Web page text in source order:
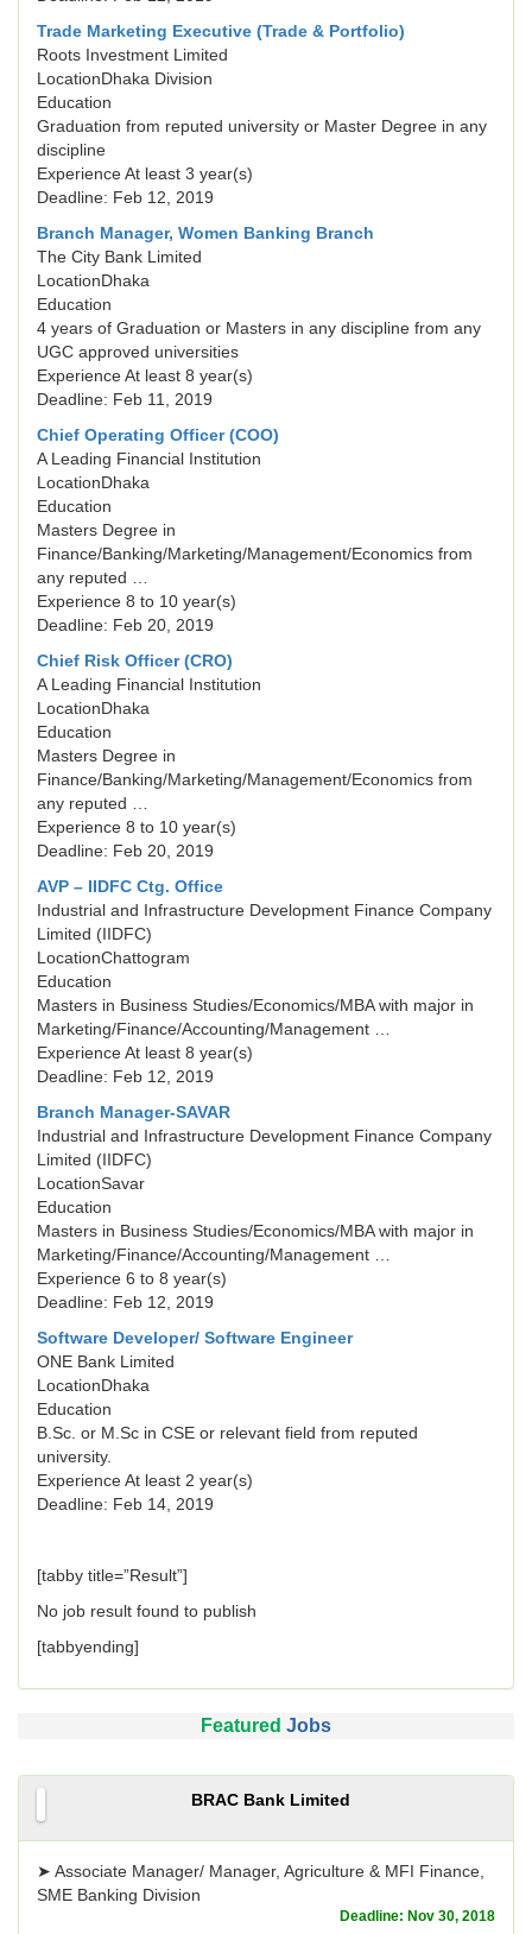
Trade Marketing Executive (Trade & Portfolio)
Roots Investment Limited
LocationDhaka Division
Education
Graduation from reputed university or Master Degree in any
discipline
Experience At least 3 year(s)
Deadline: Feb 12, 2019
Branch Manager, Women Banking Branch
The City Bank Limited
LocationDhaka
Education
4 years of Graduation or Masters in any discipline from any
UGC approved universities
Experience At least 8 year(s)
Deadline: Feb 11, 2019
Chief Operating Officer (COO)
A Leading Financial Institution
LocationDhaka
Education
Masters Degree in
Finance/Banking/Marketing/Management/Economics from
any reputed …
Experience 8 to 10 year(s)
Deadline: Feb 20, 2019
Chief Risk Officer (CRO)
A Leading Financial Institution
LocationDhaka
Education
Masters Degree in
Finance/Banking/Marketing/Management/Economics from
any reputed …
Experience 8 to 10 year(s)
Deadline: Feb 20, 2019
AVP – IIDFC Ctg. Office
Industrial and Infrastructure Development Finance Company
Limited (IIDFC)
LocationChattogram
Education
Masters in Business Studies/Economics/MBA with major in
Marketing/Finance/Accounting/Management …
Experience At least 8 year(s)
Deadline: Feb 12, 2019
Branch Manager-SAVAR
Industrial and Infrastructure Development Finance Company
Limited (IIDFC)
LocationSavar
Education
Masters in Business Studies/Economics/MBA with major in
Marketing/Finance/Accounting/Management …
Experience 6 to 8 year(s)
Deadline: Feb 12, 2019
Software Developer/ Software Engineer
ONE Bank Limited
LocationDhaka
Education
B.Sc. or M.Sc in CSE or relevant field from reputed
university.
Experience At least 2 year(s)
Deadline: Feb 14, 2019
[tabby title=”Result”]
No job result found to publish
[tabbyending]
Featured Jobs
BRAC Bank Limited
➤ Associate Manager/ Manager, Agriculture & MFI Finance,
SME Banking Division
Deadline: Nov 30, 2018